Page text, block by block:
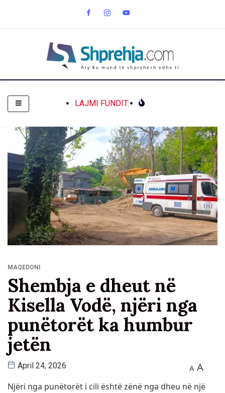
LAJMI FUNDIT
MAQEDONI
Shembja e dheut në
Kisella Vodë, njëri nga
punëtorët ka humbur
jetën
April 24, 2026 A A
Njëri nga punëtorët i cili është zënë nga dheu në një